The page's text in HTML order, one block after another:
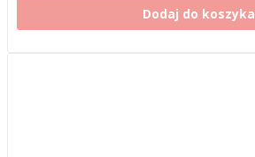
Dodaj do koszyka